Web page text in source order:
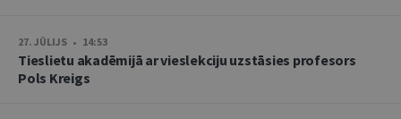
27. JŪLIJS • 14:53
Tieslietu akadēmijā ar vieslekciju uzstāsies profesors
Pols Kreigs